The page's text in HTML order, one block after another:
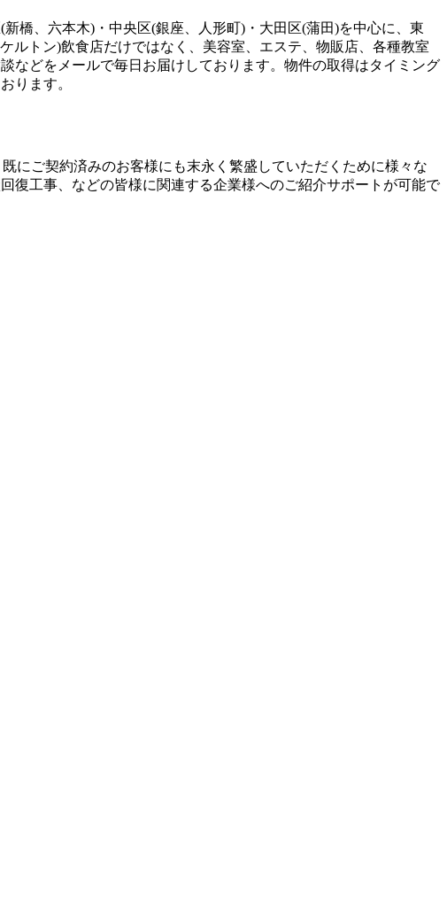
橋、六本木)・中央区(銀座、人形町)・大田区(蒲田)を中心に、東
ルトン)飲食店だけではなく、美容室、エステ、物販店、各種教室
などをメールで毎日お届けしております。物件の取得はタイミング
ります。
にご契約済みのお客様にも末永く繁盛していただくために様々な
復工事、などの皆様に関連する企業様へのご紹介サポートが可能で